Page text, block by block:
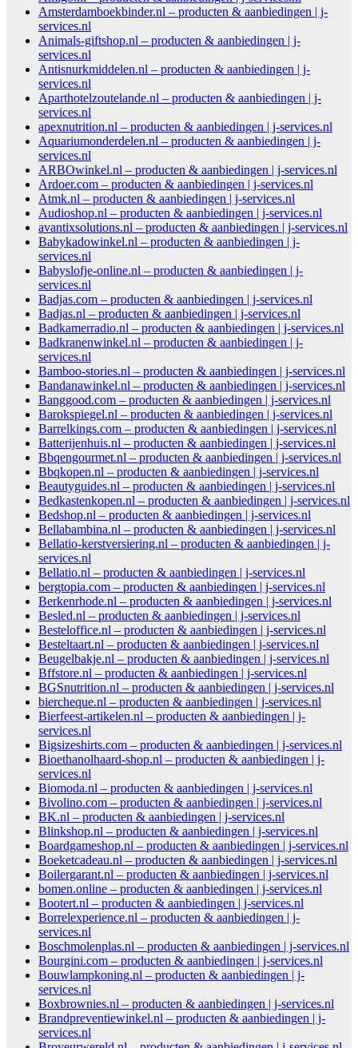
Amsterdamboekbinder.nl – producten & aanbiedingen | j-
services.nl
Animals-giftshop.nl – producten & aanbiedingen | j-
services.nl
Antisnurkmiddelen.nl – producten & aanbiedingen | j-
services.nl
Aparthotelzoutelande.nl – producten & aanbiedingen | j-
services.nl
apexnutrition.nl – producten & aanbiedingen | j-services.nl
Aquariumonderdelen.nl – producten & aanbiedingen | j-
services.nl
ARBOwinkel.nl – producten & aanbiedingen | j-services.nl
Ardoer.com – producten & aanbiedingen | j-services.nl
Atmk.nl – producten & aanbiedingen | j-services.nl
Audioshop.nl – producten & aanbiedingen | j-services.nl
avantixsolutions.nl – producten & aanbiedingen | j-services.nl
Babykadowinkel.nl – producten & aanbiedingen | j-
services.nl
Babyslofje-online.nl – producten & aanbiedingen | j-
services.nl
Badjas.com – producten & aanbiedingen | j-services.nl
Badjas.nl – producten & aanbiedingen | j-services.nl
Badkamerradio.nl – producten & aanbiedingen | j-services.nl
Badkranenwinkel.nl – producten & aanbiedingen | j-
services.nl
Bamboo-stories.nl – producten & aanbiedingen | j-services.nl
Bandanawinkel.nl – producten & aanbiedingen | j-services.nl
Banggood.com – producten & aanbiedingen | j-services.nl
Barokspiegel.nl – producten & aanbiedingen | j-services.nl
Barrelkings.com – producten & aanbiedingen | j-services.nl
Batterijenhuis.nl – producten & aanbiedingen | j-services.nl
Bbqengourmet.nl – producten & aanbiedingen | j-services.nl
Bbqkopen.nl – producten & aanbiedingen | j-services.nl
Beautyguides.nl – producten & aanbiedingen | j-services.nl
Bedkastenkopen.nl – producten & aanbiedingen | j-services.nl
Bedshop.nl – producten & aanbiedingen | j-services.nl
Bellabambina.nl – producten & aanbiedingen | j-services.nl
Bellatio-kerstversiering.nl – producten & aanbiedingen | j-
services.nl
Bellatio.nl – producten & aanbiedingen | j-services.nl
bergtopia.com – producten & aanbiedingen | j-services.nl
Berkenrhode.nl – producten & aanbiedingen | j-services.nl
Besled.nl – producten & aanbiedingen | j-services.nl
Besteloffice.nl – producten & aanbiedingen | j-services.nl
Besteltaart.nl – producten & aanbiedingen | j-services.nl
Beugelbakje.nl – producten & aanbiedingen | j-services.nl
Bffstore.nl – producten & aanbiedingen | j-services.nl
BGSnutrition.nl – producten & aanbiedingen | j-services.nl
biercheque.nl – producten & aanbiedingen | j-services.nl
Bierfeest-artikelen.nl – producten & aanbiedingen | j-
services.nl
Bigsizeshirts.com – producten & aanbiedingen | j-services.nl
Bioethanolhaard-shop.nl – producten & aanbiedingen | j-
services.nl
Biomoda.nl – producten & aanbiedingen | j-services.nl
Bivolino.com – producten & aanbiedingen | j-services.nl
BK.nl – producten & aanbiedingen | j-services.nl
Blinkshop.nl – producten & aanbiedingen | j-services.nl
Boardgameshop.nl – producten & aanbiedingen | j-services.nl
Boeketcadeau.nl – producten & aanbiedingen | j-services.nl
Boilergarant.nl – producten & aanbiedingen | j-services.nl
bomen.online – producten & aanbiedingen | j-services.nl
Bootert.nl – producten & aanbiedingen | j-services.nl
Borrelexperience.nl – producten & aanbiedingen | j-
services.nl
Boschmolenplas.nl – producten & aanbiedingen | j-services.nl
Bourgini.com – producten & aanbiedingen | j-services.nl
Bouwlampkoning.nl – producten & aanbiedingen | j-
services.nl
Boxbrownies.nl – producten & aanbiedingen | j-services.nl
Brandpreventiewinkel.nl – producten & aanbiedingen | j-
services.nl